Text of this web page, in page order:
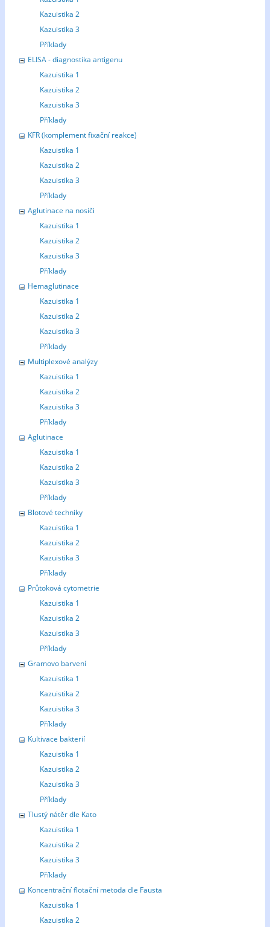
Kazuistika 2
Kazuistika 3
Příklady
ELISA - diagnostika antigenu
Kazuistika 1
Kazuistika 2
Kazuistika 3
Příklady
KFR (komplement fixační reakce)
Kazuistika 1
Kazuistika 2
Kazuistika 3
Příklady
Aglutinace na nosiči
Kazuistika 1
Kazuistika 2
Kazuistika 3
Příklady
Hemaglutinace
Kazuistika 1
Kazuistika 2
Kazuistika 3
Příklady
Multiplexové analýzy
Kazuistika 1
Kazuistika 2
Kazuistika 3
Příklady
Aglutinace
Kazuistika 1
Kazuistika 2
Kazuistika 3
Příklady
Blotové techniky
Kazuistika 1
Kazuistika 2
Kazuistika 3
Příklady
Průtoková cytometrie
Kazuistika 1
Kazuistika 2
Kazuistika 3
Příklady
Gramovo barvení
Kazuistika 1
Kazuistika 2
Kazuistika 3
Příklady
Kultivace bakterií
Kazuistika 1
Kazuistika 2
Kazuistika 3
Příklady
Tlustý nátěr dle Kato
Kazuistika 1
Kazuistika 2
Kazuistika 3
Příklady
Koncentrační flotační metoda dle Fausta
Kazuistika 1
Kazuistika 2